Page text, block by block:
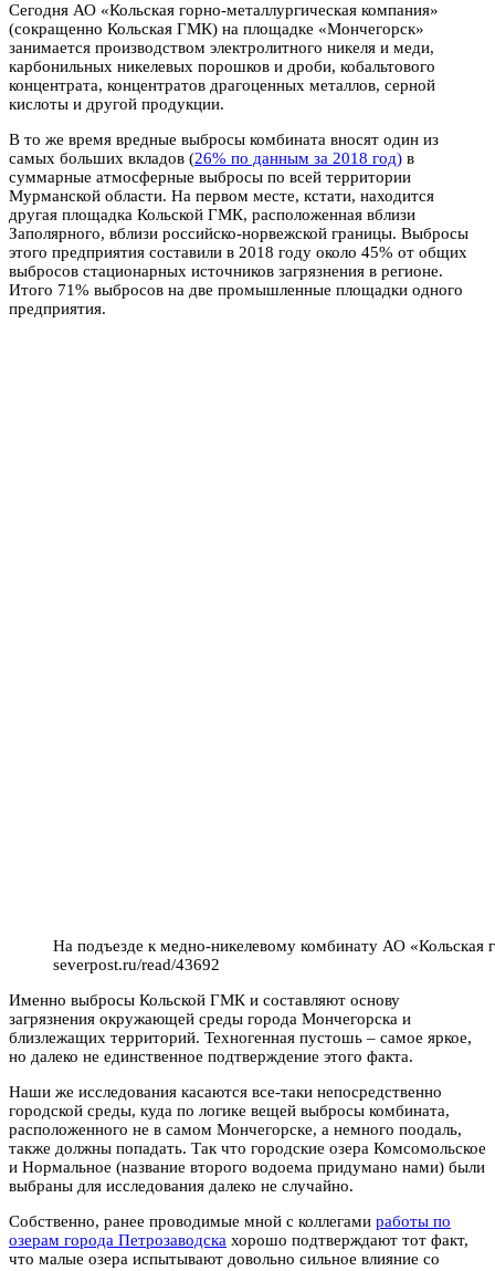
Сегодня АО «Кольская горно-металлургическая компания»
(сокращенно Кольская ГМК) на площадке «Мончегорск»
занимается производством электролитного никеля и меди,
карбонильных никелевых порошков и дроби, кобальтового
концентрата, концентратов драгоценных металлов, серной
кислоты и другой продукции.
В то же время вредные выбросы комбината вносят один из
самых больших вкладов (26% по данным за 2018 год) в
суммарные атмосферные выбросы по всей территории
Мурманской области. На первом месте, кстати, находится
другая площадка Кольской ГМК, расположенная вблизи
Заполярного, вблизи российско-норвежской границы. Выбросы
этого предприятия составили в 2018 году около 45% от общих
выбросов стационарных источников загрязнения в регионе.
Итого 71% выбросов на две промышленные площадки одного
предприятия.
На подъезде к медно-никелевому комбинату АО «Кольская
severpost.ru/read/43692
Именно выбросы Кольской ГМК и составляют основу
загрязнения окружающей среды города Мончегорска и
близлежащих территорий. Техногенная пустошь – самое яркое,
но далеко не единственное подтверждение этого факта.
Наши же исследования касаются все-таки непосредственно
городской среды, куда по логике вещей выбросы комбината,
расположенного не в самом Мончегорске, а немного поодаль,
также должны попадать. Так что городские озера Комсомольское
и Нормальное (название второго водоема придумано нами) были
выбраны для исследования далеко не случайно.
Собственно, ранее проводимые мной с коллегами работы по
озерам города Петрозаводска хорошо подтверждают тот факт,
что малые озера испытывают довольно сильное влияние со